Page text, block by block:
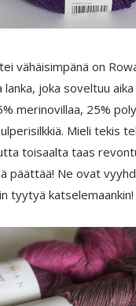
vähäisimpänä on
joka soveltuu
merinovillaa, 25%
Mieli tekis
toisaalta taas
päättää! Ne ovat
tyytyä katselemaankin!